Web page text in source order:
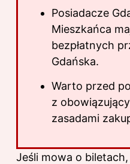
Posiadacze
Mieszkańca
bezpłatnych
Gdańska.
Warto przed
z
zasadami
Jeśli mowa o